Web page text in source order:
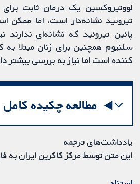
لووتیروکسین یک درمان ثابت برای
تیروئید نشانه‌دار است، اما ممکن
پائین تیروئید که نشانه‌ای ندارند
سلنیوم همچنین برای زنان مبتلا به
کننده است اما نیاز به بررسی بیشتر
مطالعه چکیده کامل
یادداشت‌های ترجمه
این متن توسط مرکز کاکرین ایران